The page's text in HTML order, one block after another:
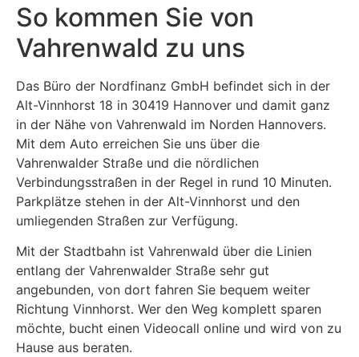
So kommen Sie von
Vahrenwald zu uns
Das Büro der Nordfinanz GmbH befindet sich in der
Alt-Vinnhorst 18 in 30419 Hannover und damit ganz
in der Nähe von Vahrenwald im Norden Hannovers.
Mit dem Auto erreichen Sie uns über die
Vahrenwalder Straße und die nördlichen
Verbindungsstraßen in der Regel in rund 10 Minuten.
Parkplätze stehen in der Alt-Vinnhorst und den
umliegenden Straßen zur Verfügung.
Mit der Stadtbahn ist Vahrenwald über die Linien
entlang der Vahrenwalder Straße sehr gut
angebunden, von dort fahren Sie bequem weiter
Richtung Vinnhorst. Wer den Weg komplett sparen
möchte, bucht einen Videocall online und wird von zu
Hause aus beraten.